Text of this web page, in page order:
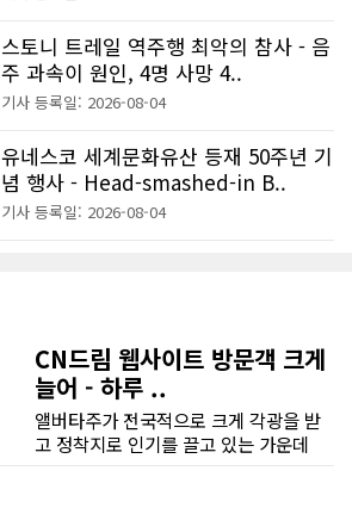
스토니 트레일 역주행 최악의 참사 - 음
주 과속이 원인, 4명 사망 4..
기사 등록일: 2026-08-04
유네스코 세계문화유산 등재 50주년 기
념 행사 - Head-smashed-in B..
기사 등록일: 2026-08-04
CN드림 웹사이트 방문객 크게
늘어 - 하루 ..
앨버타주가 전국적으로 크게 각광을 받
고 정착지로 인기를 끌고 있는 가운데